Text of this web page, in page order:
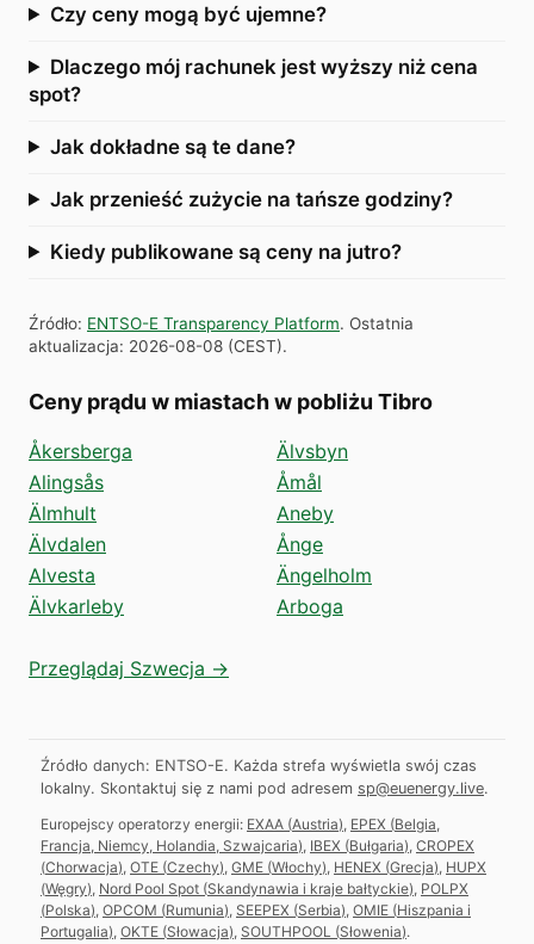
Czy ceny mogą być ujemne?
Dlaczego mój rachunek jest wyższy niż cena
spot?
Jak dokładne są te dane?
Jak przenieść zużycie na tańsze godziny?
Kiedy publikowane są ceny na jutro?
Źródło: ENTSO-E Transparency Platform. Ostatnia
aktualizacja: 2026-08-08 (CEST).
Ceny prądu w miastach w pobliżu Tibro
Åkersberga
Alingsås
Älmhult
Älvdalen
Alvesta
Älvkarleby
Älvsbyn
Åmål
Aneby
Ånge
Ängelholm
Arboga
Przeglądaj Szwecja →
Źródło danych: ENTSO-E. Każda strefa wyświetla swój czas
lokalny. Skontaktuj się z nami pod adresem sp@euenergy.live.
Europejscy operatorzy energii: EXAA (Austria) EPEX (Belgia,
Francja, Niemcy, Holandia, Szwajcaria) IBEX (Bułgaria) CROPEX
(Chorwacja) OTE (Czechy) GME (Włochy) HENEX (Grecja) HUPX
(Węgry) Nord Pool Spot (Skandynawia i kraje bałtyckie) POLPX
(Polska) OPCOM (Rumunia) SEEPEX (Serbia) OMIE (Hiszpania i
Portugalia) OKTE (Słowacja) SOUTHPOOL (Słowenia).